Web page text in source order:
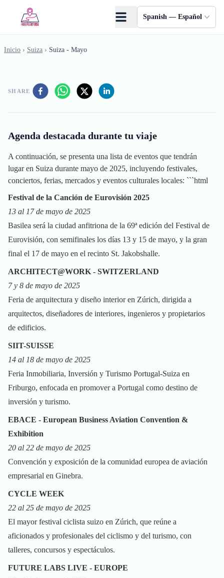
Spanish — Español
Inicio › Suiza › Suiza - Mayo
SHARE
Agenda destacada durante tu viaje
A continuación, se presenta una lista de eventos que tendrán
lugar en Suiza durante mayo de 2025, incluyendo festivales,
conciertos, ferias, mercados y eventos culturales locales: ```html
Festival de la Canción de Eurovisión 2025
13 al 17 de mayo de 2025
Basilea será la ciudad anfitriona de la 69ª edición del Festival de
Eurovisión, con semifinales los días 13 y 15 de mayo, y la gran
final el 17 de mayo en el recinto St. Jakobshalle.
ARCHITECT@WORK - SWITZERLAND
7 y 8 de mayo de 2025
Feria de arquitectura y diseño interior en Zúrich, dirigida a
arquitectos, diseñadores de interiores, ingenieros y propietarios
de edificios.
SIIT-SUISSE
14 al 18 de mayo de 2025
Feria Inmobiliaria, Inversión y Turismo Portugal-Suiza en
Friburgo, enfocada en promover a Portugal como destino de
inversión y turismo.
EBACE - European Business Aviation Convention &
Exhibition
20 al 22 de mayo de 2025
Convención y exposición de la comunidad europea de aviación
empresarial en Ginebra.
CYCLE WEEK
22 al 25 de mayo de 2025
El mayor festival ciclista suizo en Zúrich, que reúne a
aficionados y profesionales del ciclismo y del turismo, con
talleres, concursos y espectáculos.
FUTURE LABS LIVE - EUROPE